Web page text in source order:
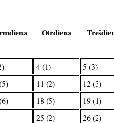
Otrdiena
4 (1)
5 (3)
11 (2)
12 (3)
18 (5)
19 (1)
25 (2)
26 (2)